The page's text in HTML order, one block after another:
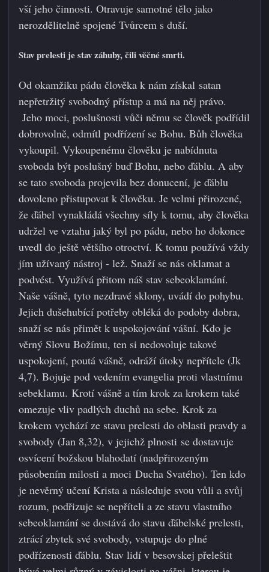
vší jeho činnosti. Otravuje samotné tělo jako
nerozdělitelně spojené Tvůrcem s duší.
Stav prelesti je stav záhuby, čili věčné smrti.
Od okamžiku pádu člověka k nám získal satan
nepřetržitý svobodný přístup a má na něj právo.
Jeho moci, poslušnosti vůči němu se člověk podřídil
dobrovolně, odmítl podřízení se Bohu. Bůh člověka
vykoupil. Vykoupenému člověku je nabídnuta
svoboda být poslušný buď Bohu, nebo ďáblu. A aby
se tato svoboda projevila bez donucení, je ďáblu
dovoleno přistupovat k člověku. Je velmi přirozené,
že ďábel vynakládá všechny síly k tomu, aby člověka
udržel ve vztahu jaký byl po pádu, nebo ho dokonce
uvedl do ještě většího otroctví. K tomu používá vždy
jím užívaný nástroj - lež. Snaží se nás oklamat a
podvést. Využívá přitom náš stav sebeoklamání.
Naše vášně, tyto nezdravé sklony, uvádí do pohybu.
Jejich dušehubící potřeby obléká do podoby dobra,
snaží se nás přimět k uspokojování vášní. Kdo je
věrný Slovu Božímu, ten si nedovoluje takové
uspokojení, poutá vášně, odráží útoky nepřítele (Jk
4,7). Bojuje pod vedením evangelia proti vlastnímu
sebeklamu. Krotí vášně a tím krok za krokem také
omezuje vliv padlých duchů na sebe. Krok za
krokem vychází ze stavu prelesti do oblasti pravdy a
svobody (Jan 8,32), v jejichž plnosti se dostavuje
osvícení božskou blahodatí (nadpřirozeným
působením milosti a moci Ducha Svatého). Ten kdo
je nevěrný učení Krista a následuje svou vůli a svůj
rozum, podřizuje se nepříteli a ze stavu vlastního
sebeoklamání se dostává do stavu ďábelské prelesti,
ztrácí zbytek své svobody, vstupuje do plné
podřízenosti ďáblu. Stav lidí v besovskej přeleštit